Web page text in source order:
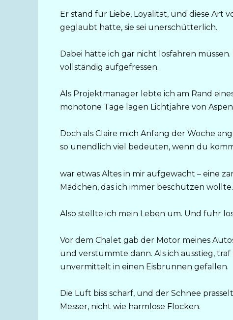
Er stand für Liebe, Loyalität, und diese Art
geglaubt hatte, sie sei unerschütterlich.
Dabei hätte ich gar nicht losfahren
vollständig aufgefressen.
Als Projektmanager lebte ich am Rand
monotone Tage lagen Lichtjahre von
Doch als Claire mich Anfang der Woche
so unendlich viel bedeuten, wenn du
war etwas Altes in mir aufgewacht – eine
Mädchen, das ich immer beschützen
Also stellte ich mein Leben um. Und fuhr
Vor dem Chalet gab der Motor meines
und verstummte dann. Als ich ausstieg, traf
unvermittelt in einen Eisbrunnen gefallen.
Die Luft biss scharf, und der Schnee
Messer, nicht wie harmlose Flocken.